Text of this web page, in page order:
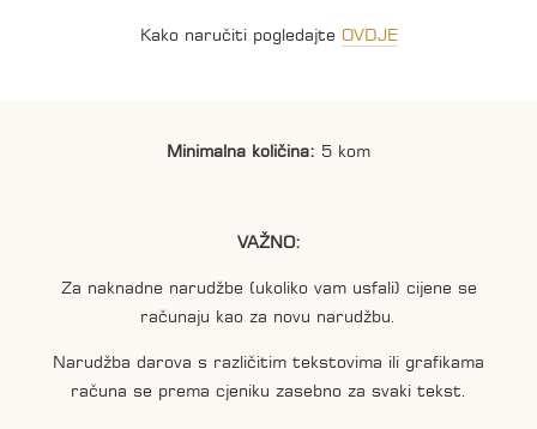
Kako naručiti pogledajte OVDJE
Minimalna količina: 5 kom
VAŽNO:
Za naknadne narudžbe (ukoliko vam usfali) cijene se
računaju kao za novu narudžbu.
Narudžba darova s različitim tekstovima ili grafikama
računa se prema cjeniku zasebno za svaki tekst.